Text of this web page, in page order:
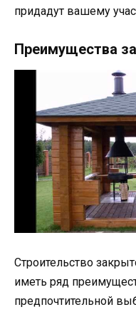
придадут вашему
Преимущества
Строительство
иметь ряд
предпочтительной